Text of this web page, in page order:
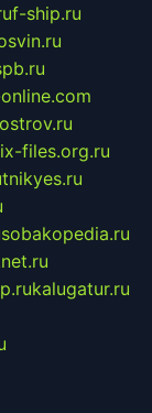
f-ship.ru
files.org.ru
sobakopedia.ru
kalugatur.ru